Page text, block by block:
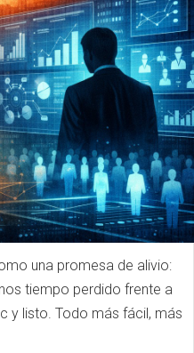
una promesa de alivio:
tiempo perdido frente a
y listo. Todo más fácil, más